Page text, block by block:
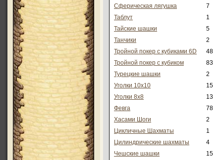
Сферическая лягушка
7
Таблут
1
Тайские шашки
5
Танчики
2
Тройной покер с кубиками 6D
48
Тройной покер с кубиком
83
Турецкие шашки
2
Уголки 10х10
15
Уголки 8х8
13
Февга
78
Хасами Шоги
2
Цикличные Шахматы
1
Цилиндрические шахматы
4
Чешские шашки
15